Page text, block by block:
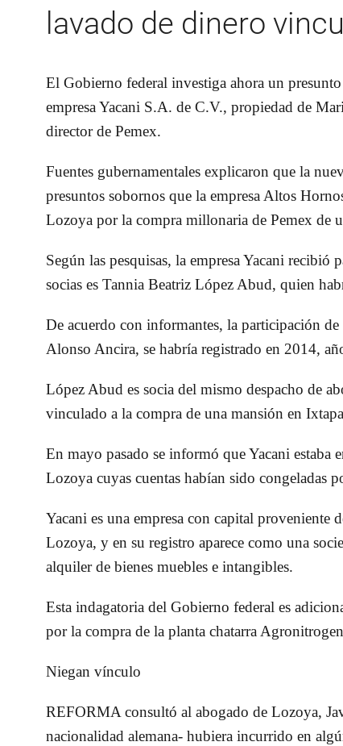
lavado de dinero
El Gobierno federal investiga ahora un
empresa Yacani S.A. de C.V., propiedad de
director de Pemex.
Fuentes gubernamentales explicaron que la
presuntos sobornos que la empresa Altos
Lozoya por la compra millonaria de Pemex de
Según las pesquisas, la empresa Yacani recibió
socias es Tannia Beatriz López Abud, quien
De acuerdo con informantes, la participación
Alonso Ancira, se habría registrado en 2014,
López Abud es socia del mismo despacho de
vinculado a la compra de una mansión en
En mayo pasado se informó que Yacani estaba
Lozoya cuyas cuentas habían sido congeladas
Yacani es una empresa con capital proveniente
Lozoya, y en su registro aparece como una
alquiler de bienes muebles e intangibles.
Esta indagatoria del Gobierno federal es
por la compra de la planta chatarra
Niegan vínculo
REFORMA consultó al abogado de Lozoya,
nacionalidad alemana- hubiera incurrido en